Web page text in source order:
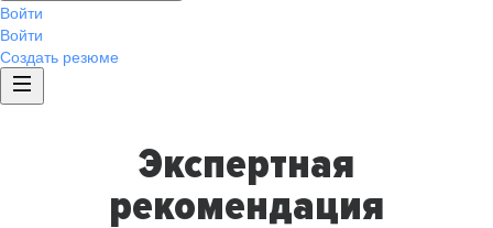
Войти
Войти
Создать резюме
Экспертная
рекомендация